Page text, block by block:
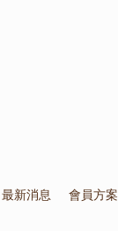
最新消息 會員方案